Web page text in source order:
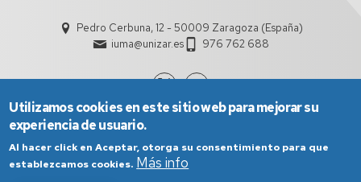
Pedro Cerbuna, 12 - 50009 Zaragoza (España)
iuma@unizar.es
976 762 688
Utilizamos cookies en este sitio web para mejorar su
experiencia de usuario.
Al hacer click en Aceptar, otorga su consentimiento para que
establezcamos cookies. Más info